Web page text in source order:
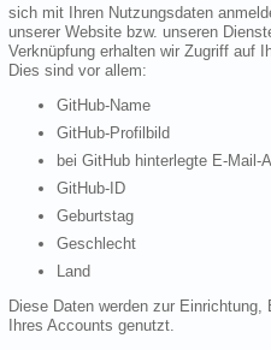
sich mit Ihren Nutzungsdaten
unserer Website bzw. unseren
Verknüpfung erhalten wir Zugriff auf
Dies sind vor allem:
GitHub-Name
GitHub-Profilbild
bei GitHub hinterlegte E-Mail-
GitHub-ID
Geburtstag
Geschlecht
Land
Diese Daten werden zur
Ihres Accounts genutzt.